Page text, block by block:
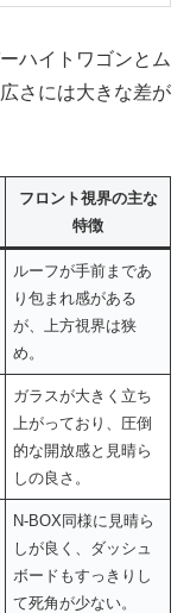
ハイトワゴンとム
さには大きな差が
フロント視界の主な
特徴
ルーフが手前まであ
り包まれ感がある
が、上方視界は狭
め。
ガラスが大きく立ち
上がっており、圧倒
的な開放感と見晴ら
しの良さ。
N-BOX同様に見晴ら
しが良く、ダッシュ
ボードもすっきりし
て死角が少ない。